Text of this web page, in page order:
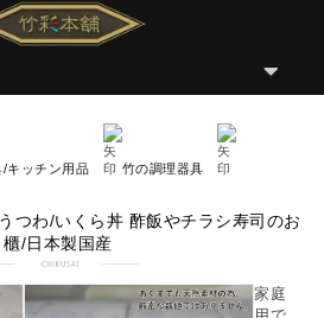
/キッチン用品 竹の調理器具
つわ/いくら丼 酢飯やチラシ寿司のお
櫃/日本製国産
家庭